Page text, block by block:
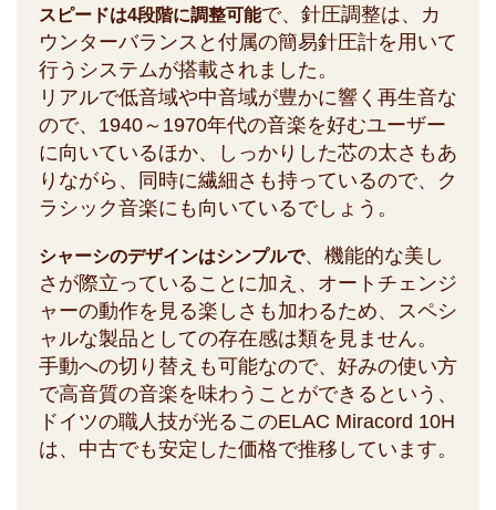
スピードは4段階に調整可能で、針圧調整は、カ
ウンターバランスと付属の簡易針圧計を用いて
行うシステムが搭載されました。
リアルで低音域や中音域が豊かに響く再生音な
ので、1940～1970年代の音楽を好むユーザー
に向いているほか、しっかりした芯の太さもあ
りながら、同時に繊細さも持っているので、ク
ラシック音楽にも向いているでしょう。
シャーシのデザインはシンプルで、機能的な美し
さが際立っていることに加え、オートチェンジ
ャーの動作を見る楽しさも加わるため、スペシ
ャルな製品としての存在感は類を見ません。
手動への切り替えも可能なので、好みの使い方
で高音質の音楽を味わうことができるという、
ドイツの職人技が光るこのELAC Miracord 10H
は、中古でも安定した価格で推移しています。